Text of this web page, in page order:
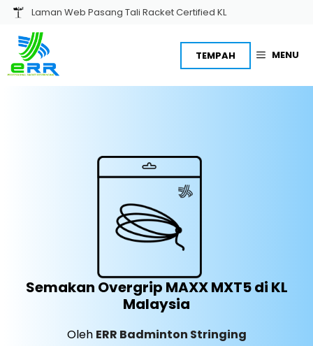
Skip
content
Laman Web Pasang Tali Racket Certified KL
MENU
TEMPAH
Semakan Overgrip MAXX MXT5 di KL
Malaysia
Oleh ERR Badminton Stringing